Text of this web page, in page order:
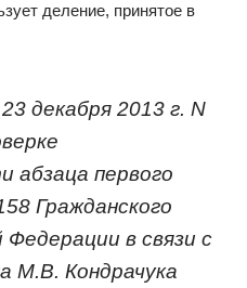
деление, принятое в
декабря 2013 г. N
абзаца первого
Гражданского
Федерации в связи с
М.В. Кондрачука